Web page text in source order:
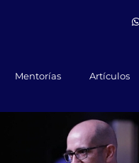
Mentorías Artículos